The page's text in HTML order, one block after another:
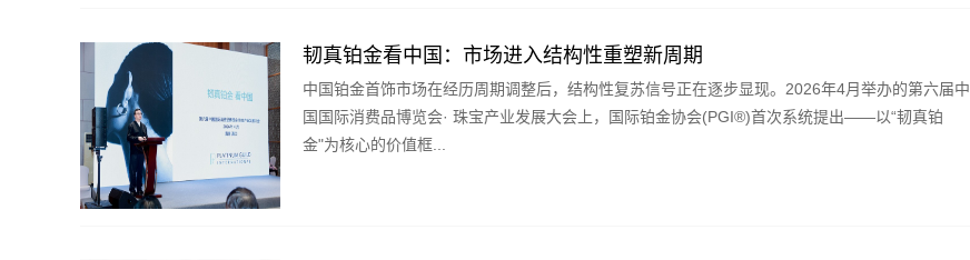
韧真铂金看中国：市场进入结构性重塑新周期
中国铂金首饰市场在经历周期调整后，结构性复苏信号正在逐步显现。2026年4月举办的第六届中
国国际消费品博览会· 珠宝产业发展大会上，国际铂金协会(PGI®)首次系统提出——以“韧真铂
金"为核心的价值框...